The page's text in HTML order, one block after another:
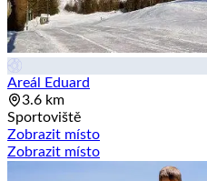
Areál Eduard
3.6 km
Sportoviště
Zobrazit místo
Zobrazit místo